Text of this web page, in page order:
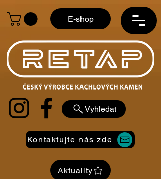
Vyhledat
E-shop
Kontaktujte nás zde
Aktuality